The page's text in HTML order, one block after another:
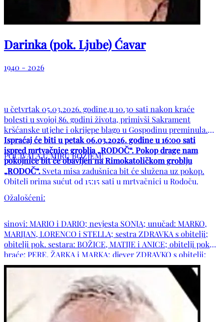
Darinka (pok. Ljube) Ćavar
1940 - 2026
u četvrtak 05.03.2026. godine,u 10.30 sati nakon kraće
bolesti u svojoj 86. godini života, primivši Sakrament
kršćanske utjehe i okrijepe blago u Gospodinu preminula.
Ispraćaj će biti u petak 06.03.2026. godine u 16:00 sati
ispred mrtvačnice groblja „RODOČ“. Pokop drage nam
pokojnice bit će obavljen na Rimokatoličkom groblju
„RODOČ“. Sveta misa zadušnica bit će služena uz pokop.
Obitelj prima sućut od 15:15 sati u mrtvačnici u Rodoču.
POČIVALA U MIRU BOŽJEM!
Ožalošćeni:
sinovi: MARIO i DARIO; nevjesta SONJA; unučad: MARKO,
MARIJAN, LORENCO i STELLA; sestra ZDRAVKA s obitelji;
obitelji pok. sestara: BOŽICE, MATIJE i ANICE; obitelji pok.
braće: PERE, ŽARKA i MARKA; djever ZDRAVKO s obitelji;
obitelji pok. djeverova: SREĆKA, KONRADA i DRAGE;
obitelji pok. zaova: IVE i HANKE; obitelji: ĆAVAR, PERKO,
PERIĆ, KRALJEVIĆ, PENAVIĆ, SOLDO, MEĐUGORAC,
VULETIĆ te ostala mnogobrojna rodbina i prijatelji.